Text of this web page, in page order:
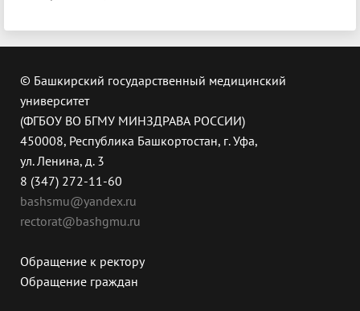
© Башкирский государственный медицинский
университет
(ФГБОУ ВО БГМУ МИНЗДРАВА РОССИИ)
450008, Республика Башкортостан, г. Уфа,
ул. Ленина, д. 3
8 (347) 272-11-60
bashsmu@yandex.ru
rectorat@bashgmu.ru
Обращение к ректору
Обращение граждан